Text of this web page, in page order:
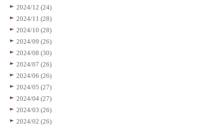
2024/12 (24)
2024/11 (28)
2024/10 (28)
2024/09 (26)
2024/08 (30)
2024/07 (26)
2024/06 (26)
2024/05 (27)
2024/04 (27)
2024/03 (26)
2024/02 (26)